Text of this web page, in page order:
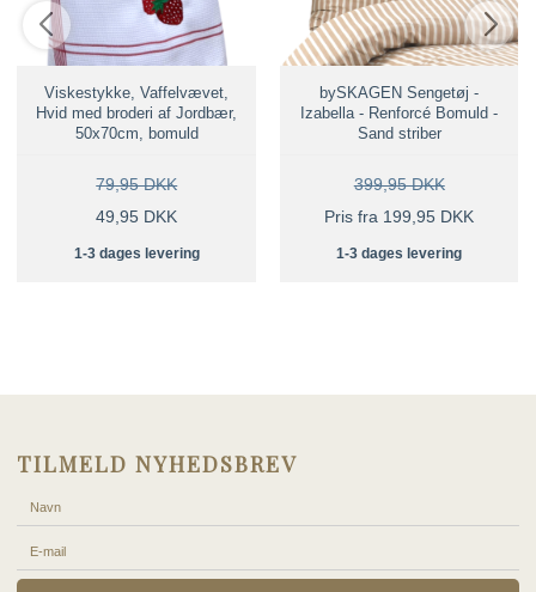
Viskestykke, Vaffelvævet,
Hvid med broderi af Jordbær,
50x70cm, bomuld
79,95 DKK
49,95 DKK
1-3 dages levering
bySKAGEN Sengetøj -
Izabella - Renforcé Bomuld -
Sand striber
399,95 DKK
Pris fra 199,95 DKK
1-3 dages levering
TILMELD NYHEDSBREV